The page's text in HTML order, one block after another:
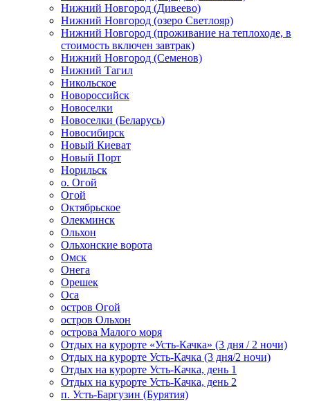
Нижний Новгород (Дивеево)
Нижний Новгород (озеро Светлояр)
Нижний Новгород (проживание на теплоходе, в
стоимость включен завтрак)
Нижний Новгород (Семенов)
Нижний Тагил
Никольское
Новороссийск
Новоселки
Новоселки (Беларусь)
Новосибирск
Новый Киеват
Новый Порт
Норильск
о. Огой
Огой
Октябрьское
Олекминск
Ольхон
Ольхонские ворота
Омск
Онега
Орешек
Оса
остров Огой
остров Ольхон
острова Малого моря
Отдых на курорте «Усть-Качка» (3 дня / 2 ночи)
Отдых на курорте Усть-Качка (3 дня/2 ночи)
Отдых на курорте Усть-Качка, день 1
Отдых на курорте Усть-Качка, день 2
п. Усть-Баргузин (Бурятия)